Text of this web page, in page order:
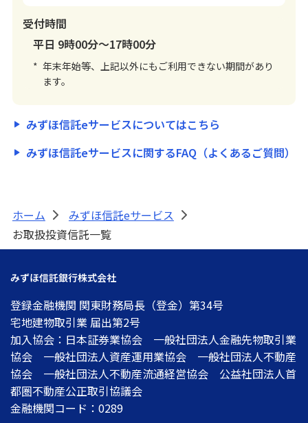
受付時間
平日 9時00分～17時00分
* 年末年始等、上記以外にもご利用できない期間があり
ます。
みずほ信託eサービスについてはこちら
みずほ信託eサービスに関するFAQ（よくあるご質問）
ホーム > みずほ信託eサービス
>
お取扱投資信託一覧
みずほ信託銀行株式会社
登録金融機関 関東財務局長（登金）第34号
宅地建物取引業 届出第2号
加入協会：日本証券業協会 一般社団法人金融先物取引業
協会 一般社団法人資産運用業協会 一般社団法人不動産
協会 一般社団法人不動産流通経営協会 公益社団法人首
都圏不動産公正取引協議会
金融機関コード：0289